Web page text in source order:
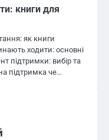
книги для
як книги
ходити: основні
підтримки: вибір та
підтримка че…